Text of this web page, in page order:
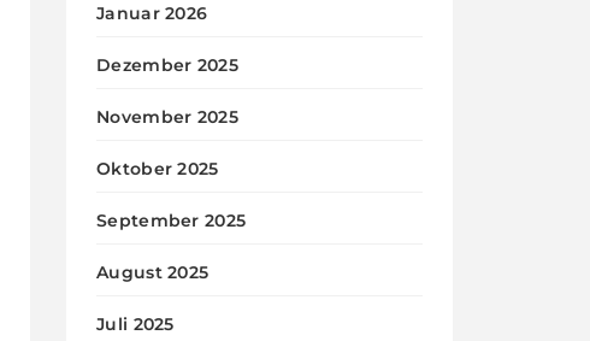
Januar 2026
Dezember 2025
November 2025
Oktober 2025
September 2025
August 2025
Juli 2025